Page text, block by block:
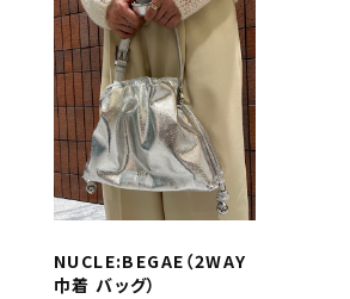
NUCLE:BEGAE（2WAY
巾着 バッグ）